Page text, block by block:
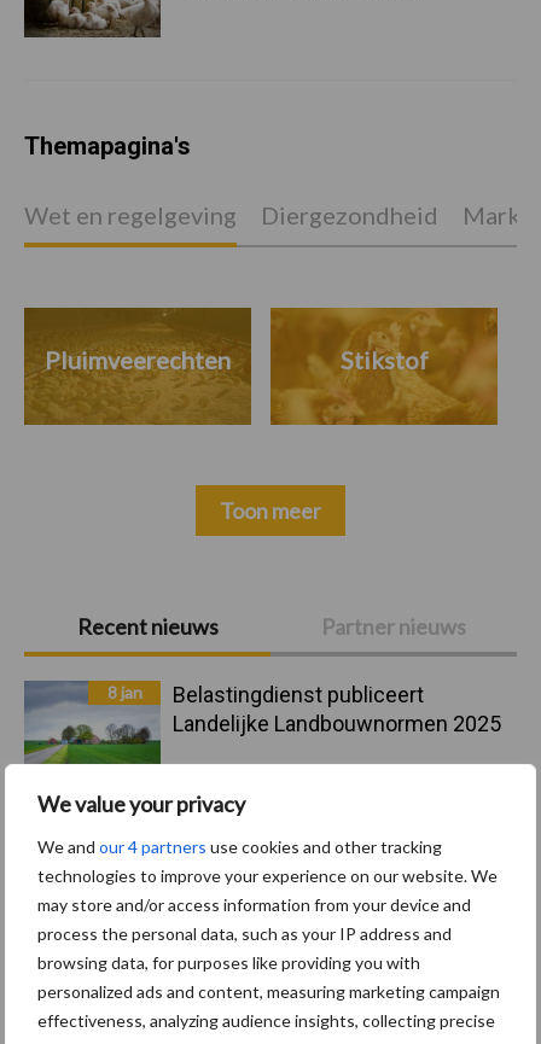
We value your privacy
We and our 4 partners use cookies and other tracking
technologies to improve your experience on our website. We
may store and/or access information from your device and
process the personal data, such as your IP address and
browsing data, for purposes like providing you with
personalized ads and content, measuring marketing campaign
effectiveness, analyzing audience insights, collecting precise
Primaire
Sidebar
Recent nieuws Partner nieuws
8 jan
Belastingdienst publiceert
Landelijke Landbouwnormen 2025
23 dec
10 praktisch tips om je voor te
bereiden op mogelijke uitval van het
stroomnet
23 dec
EU-pluimveesector groeit door,
maar tempo vlakt af
Themapagina's
Wet en regelgeving Diergezondheid
Pluimveerechten Stikstof
Toon meer